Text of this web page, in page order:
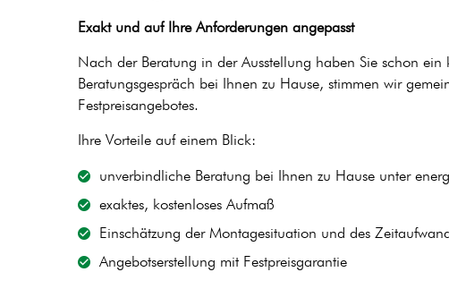
Exakt und auf Ihre Anforderungen angepasst
Nach der Beratung in der Ausstellung haben Sie schon
Beratungsgespräch bei Ihnen zu Hause, stimmen wir
Festpreisangebotes.
Ihre Vorteile auf einem Blick:
unverbindliche Beratung bei Ihnen zu Hause unter
exaktes, kostenloses Aufmaß
Einschätzung der Montagesituation und des
Angebotserstellung mit Festpreisgarantie